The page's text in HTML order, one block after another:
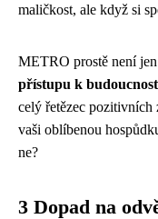
maličkost, ale když si
METRO prostě není
přístupu k
celý řetězec pozitivních
vaši oblíbenou
ne?
3 Dopad na